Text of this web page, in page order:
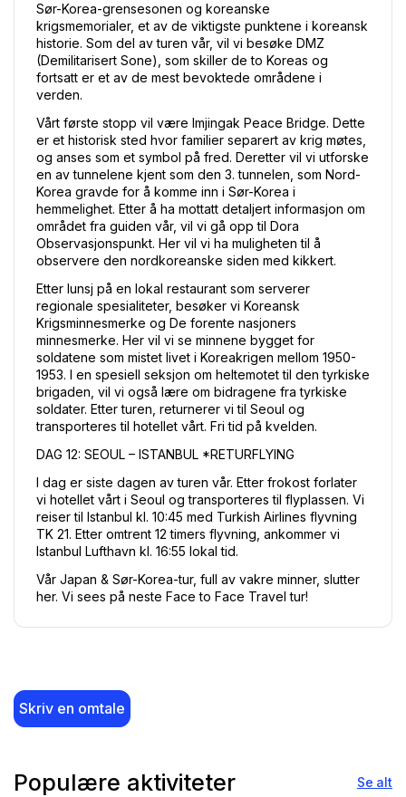
Sør-Korea-grensesonen og koreanske
krigsmemorialer, et av de viktigste punktene i koreansk
historie. Som del av turen vår, vil vi besøke DMZ
(Demilitarisert Sone), som skiller de to Koreas og
fortsatt er et av de mest bevoktede områdene i
verden.
Vårt første stopp vil være Imjingak Peace Bridge. Dette
er et historisk sted hvor familier separert av krig møtes,
og anses som et symbol på fred. Deretter vil vi utforske
en av tunnelene kjent som den 3. tunnelen, som Nord-
Korea gravde for å komme inn i Sør-Korea i
hemmelighet. Etter å ha mottatt detaljert informasjon om
området fra guiden vår, vil vi gå opp til Dora
Observasjonspunkt. Her vil vi ha muligheten til å
observere den nordkoreanske siden med kikkert.
Etter lunsj på en lokal restaurant som serverer
regionale spesialiteter, besøker vi Koreansk
Krigsminnesmerke og De forente nasjoners
minnesmerke. Her vil vi se minnene bygget for
soldatene som mistet livet i Koreakrigen mellom 1950-
1953. I en spesiell seksjon om heltemotet til den tyrkiske
brigaden, vil vi også lære om bidragene fra tyrkiske
soldater. Etter turen, returnerer vi til Seoul og
transporteres til hotellet vårt. Fri tid på kvelden.
DAG 12: SEOUL – ISTANBUL *RETURFLYING
I dag er siste dagen av turen vår. Etter frokost forlater
vi hotellet vårt i Seoul og transporteres til flyplassen. Vi
reiser til Istanbul kl. 10:45 med Turkish Airlines flyvning
TK 21. Etter omtrent 12 timers flyvning, ankommer vi
Istanbul Lufthavn kl. 16:55 lokal tid.
Vår Japan & Sør-Korea-tur, full av vakre minner, slutter
her. Vi sees på neste Face to Face Travel tur!
Skriv en omtale
Populære aktiviteter Se alt